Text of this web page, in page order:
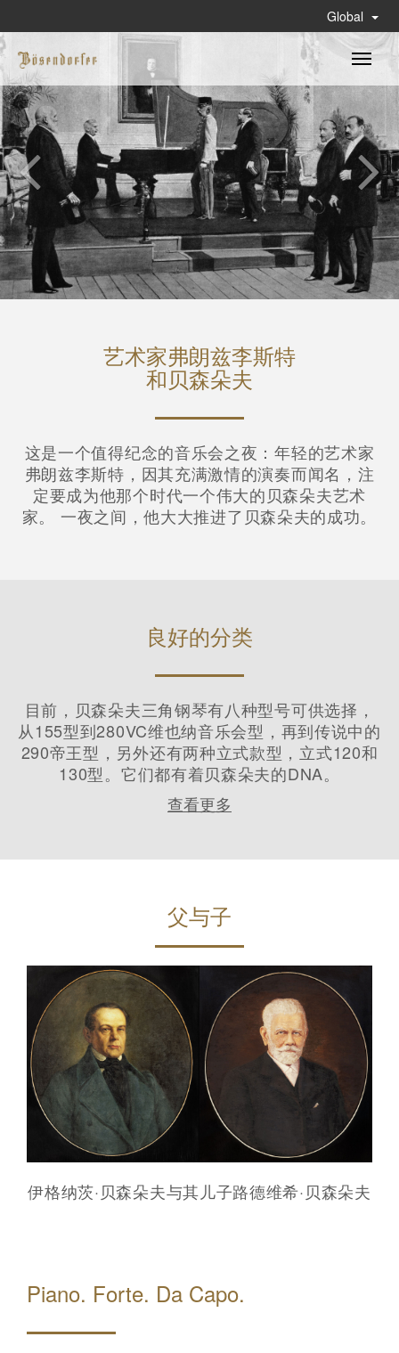
Global
Toggle
NULL
艺术家弗朗兹李斯特
和贝森朵夫
这是一个值得纪念的音乐会之夜：年轻的艺术家
弗朗兹李斯特，因其充满激情的演奏而闻名，注
定要成为他那个时代一个伟大的贝森朵夫艺术
家。 一夜之间，他大大推进了贝森朵夫的成功。
良好的分类
目前，贝森朵夫三角钢琴有八种型号可供选择，
从155型到280VC维也纳音乐会型，再到传说中的
290帝王型，另外还有两种立式款型，立式120和
130型。它们都有着贝森朵夫的DNA。
查看更多
父与子
伊格纳茨·贝森朵夫与其儿子路德维希·贝森朵夫
Piano. Forte. Da Capo.